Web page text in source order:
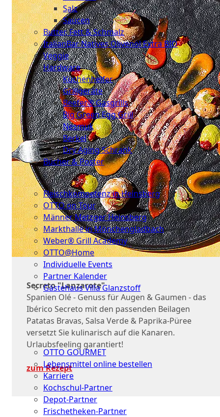
Salz
Saucen
Butter, Fett & Schmalz
ItalianBar Natives Olivenöl Extra BIO
Veggie
Hardware
Küchenhelfer
Grillgeräte
Beefer® Gasgrills
Big Green Egg Grill
Nesmuk
Berkel
Dry Aging Schrank
Bücher & Poster
Events
Fleischkompetenz in Heinsberg
OTTO on Tour
Männer Metzger Heinsberg
Markthalle in Mönchengladbach
Weber® Grill Academy
OTTO@Home
Individuelle Events
Partner Kalender
Gästehaus Villa Glanzstoff
Gutscheine
Über
uns
OTTO GOURMET
Lebensmittel online bestellen
Karriere
Kochschul-Partner
Depot-Partner
Frischetheken-Partner
Secreto "Lanzarote"
Spanien Olé - Genuss für Augen & Gaumen - das
Ibérico Secreto mit den passenden Beilagen
Patatas Bravas, Salsa Verde & Paprika-Püree
versetzt Sie kulinarisch auf die Kanaren.
Urlaubsfeeling garantiert!
zum Rezept